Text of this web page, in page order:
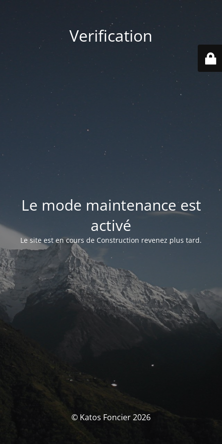
Verification
Le mode maintenance est
activé
Le site est en cours de Construction revenez plus tard.
© Katos Foncier 2026